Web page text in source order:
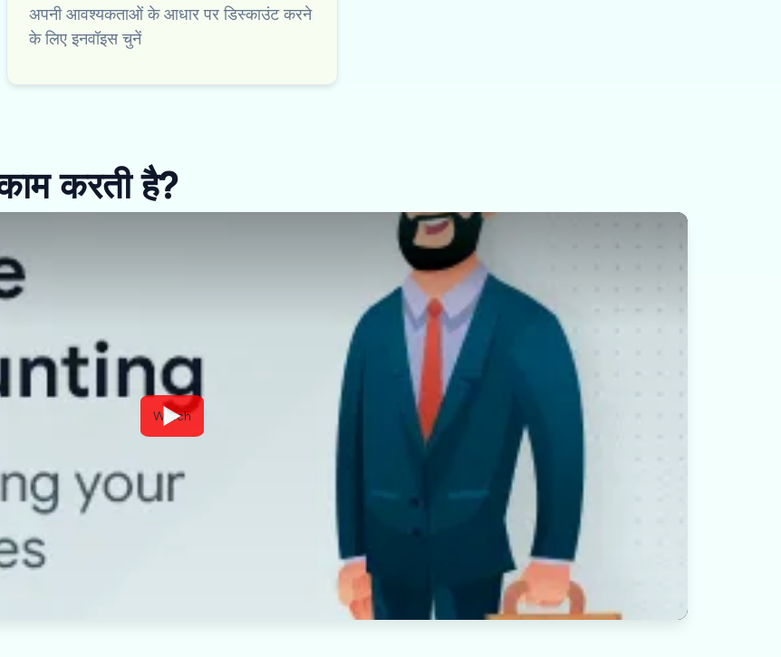
अपनी आवश्यकताओं के आधार पर डिस्काउंट करने
के लिए इनवॉइस चुनें
करती है?
Watch